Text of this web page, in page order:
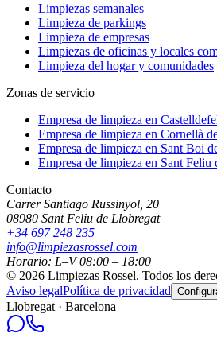
Limpiezas semanales
Limpieza de parkings
Limpieza de empresas
Limpiezas de oficinas y locales
Limpieza del hogar y comunidades
Zonas de servicio
Empresa de limpieza en
Empresa de limpieza en Cornellà
Empresa de limpieza en Sant Boi
Empresa de limpieza en Sant Feliu
Contacto
Carrer Santiago Russinyol, 20
08980 Sant Feliu de Llobregat
+34 697 248 235
info@limpiezasrossel.com
Horario: L–V 08:00 – 18:00
© 2026 Limpiezas Rossel. Todos los
Aviso legalPolítica de privacidad
Llobregat · Barcelona